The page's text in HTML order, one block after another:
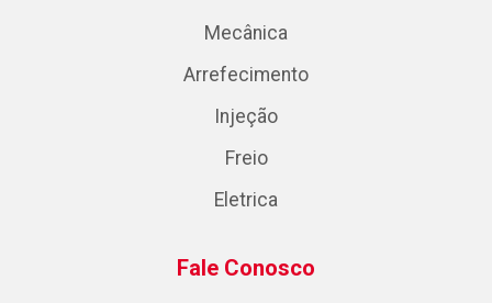
Mecânica
Arrefecimento
Injeção
Freio
Eletrica
Fale Conosco